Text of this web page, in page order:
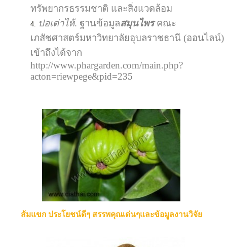
ทรัพยากรธรรมชาติ และสิ่งแวดล้อม
ปอเต่าไห้. ฐานข้อมูลสมุนไพร คณะ
เภสัชศาสตร์มหาวิทยาลัยอุบลราชธานี (ออนไลน์)
เข้าถึงได้จาก
http://www.phargarden.com/main.php?
acton=riewpege&pid=235
ส้มแขก ประโยชน์ดีๆ สรรพคุณเด่นๆและข้อมูลงานวิจัย